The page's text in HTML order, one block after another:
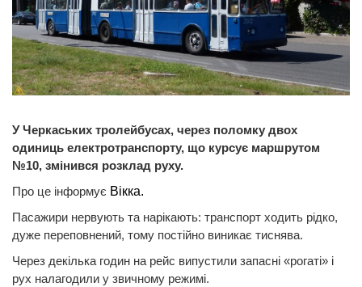
У Черкаських тролейбусах, через поломку двох
одиниць електротранспорту, що курсує маршрутом
№10, змінився розклад руху.
Про це інформує Вікка.
Пасажири нервують та нарікають: транспорт ходить рідко,
дуже переповнений, тому постійно виникає тиснява.
Через декілька годин на рейс випустили запасні «рогаті» і
рух налагодили у звичному режимі.